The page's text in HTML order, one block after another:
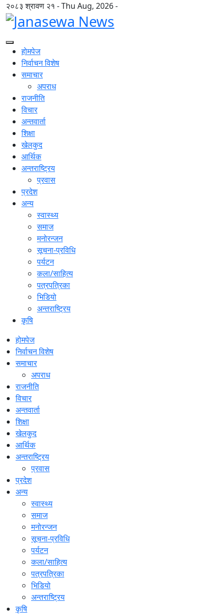
२०८३ श्रावण २१ - Thu Aug, 2026 -
होमपेज
निर्वाचन विशेष
समाचार
अपराध
राजनीति
विचार
अन्तवार्ता
शिक्षा
खेलकुद
आर्थिक
अन्तराष्ट्रिय
प्रवास
प्रदेश
अन्य
स्वास्थ्य
समाज
मनोरन्जन
सूचना-प्रविधि
पर्यटन
कला/साहित्य
पत्रपत्रिका
भिडियो
अन्तराष्ट्रिय
कृषि
होमपेज
निर्वाचन विशेष
समाचार
अपराध
राजनीति
विचार
अन्तवार्ता
शिक्षा
खेलकुद
आर्थिक
अन्तराष्ट्रिय
प्रवास
प्रदेश
अन्य
स्वास्थ्य
समाज
मनोरन्जन
सूचना-प्रविधि
पर्यटन
कला/साहित्य
पत्रपत्रिका
भिडियो
अन्तराष्ट्रिय
कृषि